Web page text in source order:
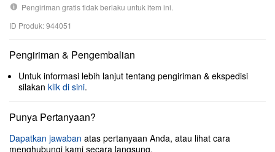
Pengiriman gratis tidak berlaku untuk item ini.
ID Produk: 944051
Pengiriman & Pengembalian
Untuk informasi lebih lanjut tentang pengiriman & ekspedisi
silakan klik di sini.
Punya Pertanyaan?
Dapatkan jawaban atas pertanyaan Anda, atau lihat cara
menghubungi kami secara langsung.